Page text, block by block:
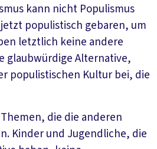
kann nicht Populismus
populistisch gebaren, um
letztlich keine andere
glaubwürdige Alternative,
populistischen Kultur bei, die
die die anderen
Kinder und Jugendliche, die